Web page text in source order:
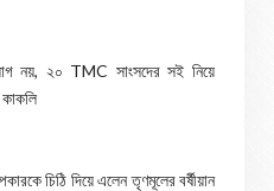
নয়, ২০ TMC সাংসদের সই নিয়ে
কাকলি
চিঠি দিয়ে এলেন তৃণমূলের বর্ষীয়ান